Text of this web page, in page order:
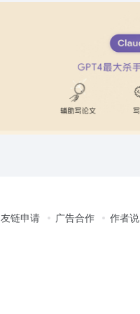
友链申请 广告合作 作者说